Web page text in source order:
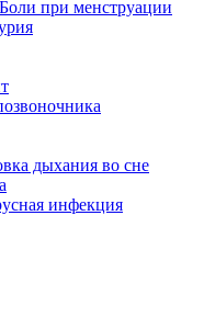
при менструации
дыхания во сне
инфекция